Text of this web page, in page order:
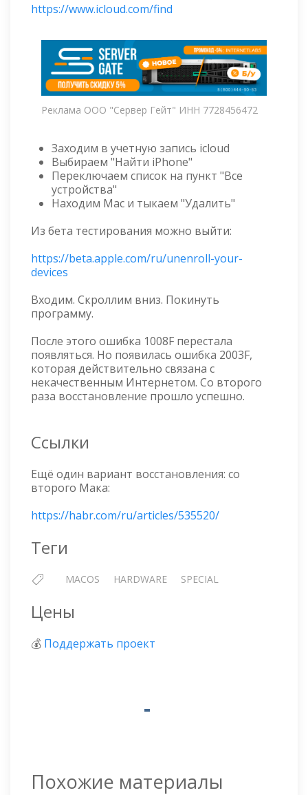
https://www.icloud.com/find
Реклама ООО "Сервер Гейт" ИНН 7728456472
Заходим в учетную запись icloud
Выбираем "Найти iPhone"
Переключаем список на пункт "Все
устройства"
Находим Mac и тыкаем "Удалить"
Из бета тестирования можно выйти:
https://beta.apple.com/ru/unenroll-your-
devices
Входим. Скроллим вниз. Покинуть
программу.
После этого ошибка 1008F перестала
появляться. Но появилась ошибка 2003F,
которая действительно связана с
некачественным Интернетом. Со второго
раза восстановление прошло успешно.
Ссылки
Ещё один вариант восстановления: со
второго Мака:
https://habr.com/ru/articles/535520/
Теги
MACOS HARDWARE SPECIAL
Цены
💰 Поддержать проект
Похожие материалы